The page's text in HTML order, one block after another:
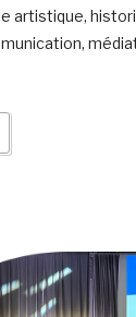
artistique,